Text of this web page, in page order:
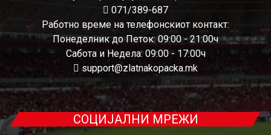
071/389-687
Работно време на телефонскиот контакт:
Понеделник до Петок: 09:00 - 21:00ч
Сабота и Недела: 09:00 - 17:00ч
support@zlatnakopacka.mk
СОЦИЈАЛНИ МРЕЖИ